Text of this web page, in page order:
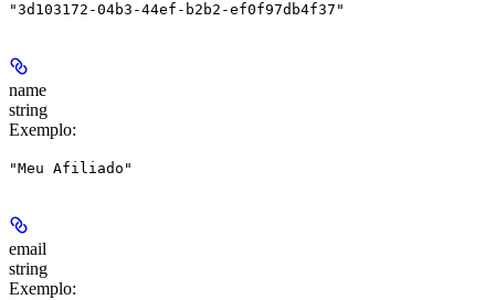
"3d103172-04b3-44ef-b2b2-ef0f97db4f37"
name
string
Exemplo:
"Meu Afiliado"
email
string
Exemplo: